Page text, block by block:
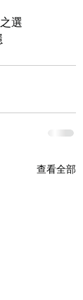
選
查看全部